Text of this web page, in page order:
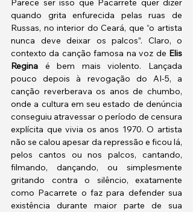
Parece ser isso que Pacarrete quer dizer
quando grita enfurecida pelas ruas de
Russas, no interior do Ceará, que “o artista
nunca deve deixar os palcos”. Claro, o
contexto da canção famosa na voz de Elis
Regina é bem mais violento. Lançada
pouco depois à revogação do AI-5, a
canção reverberava os anos de chumbo,
onde a cultura em seu estado de denúncia
conseguiu atravessar o período de censura
explícita que vivia os anos 1970. O artista
não se calou apesar da repressão e ficou lá,
pelos cantos ou nos palcos, cantando,
filmando, dançando, ou simplesmente
gritando contra o silêncio, exatamente
como Pacarrete o faz para defender sua
existência durante maior parte de sua